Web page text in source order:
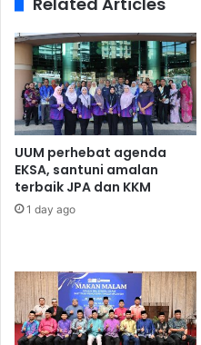
UUM perhebat agenda
EKSA, santuni amalan
terbaik JPA dan KKM
1 day ago